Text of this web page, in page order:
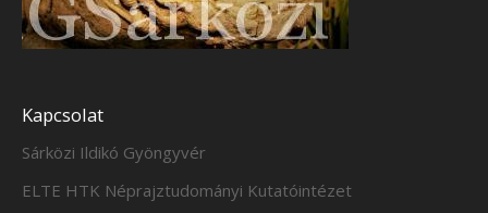
Kapcsolat
Sárközi Ildikó Gyöngyvér
ELTE HTK Néprajztudományi Kutatóintézet